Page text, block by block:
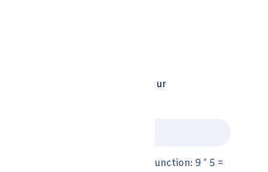
📩 Stay in the Loop: Sign Up for Our
Please solve the following math function: 9 * 5 =